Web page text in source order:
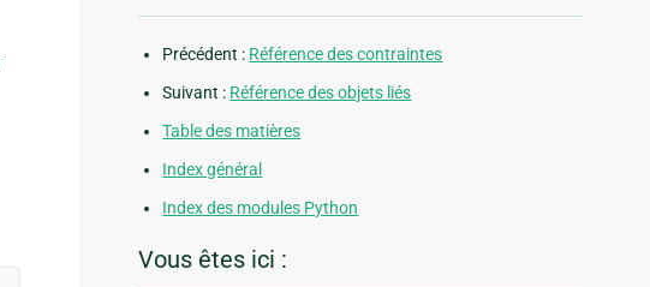
Précédent : Référence des contraintes
Suivant : Référence des objets liés
Table des matières
Index général
Index des modules Python
Vous êtes ici :